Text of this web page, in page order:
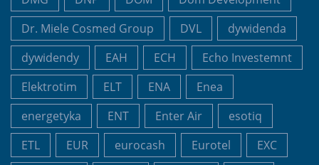
Dr. Miele Cosmed Group
DVL
dywidenda
dywidendy
EAH ECH
Echo Investemnt
Elektrotim
ELT ENA
Enea
energetyka
ENT Enter Air
esotiq
ETL
EUR eurocash Eurotel
EXC